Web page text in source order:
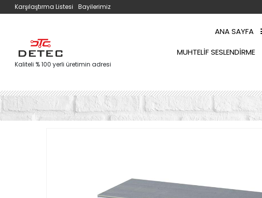
Karşılaştırma Listesi Bayilerimiz
Kaliteli % 100 yerli üretimin adresi
ANA SAYFA
MUHTELIF SESLENDIRME